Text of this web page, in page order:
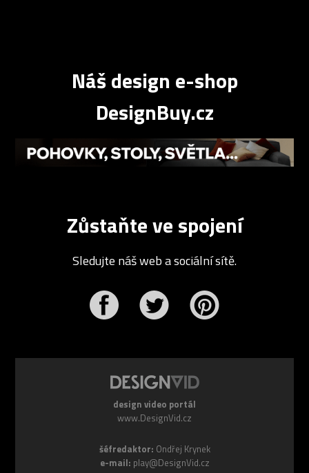
Náš design e-shop
DesignBuy.cz
Zůstaňte ve spojení
Sledujte náš web a sociální sítě.
design video portál
www.DesignVid.cz
šéfredaktor: Ondřej Krynek
e-mail: play@DesignVid.cz